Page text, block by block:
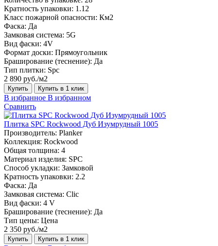
Кратность упаковки: 1.12
Класс пожарной опасности: Км2
Фаска: Да
Замковая система: 5G
Вид фаски: 4V
Формат доски: Прямоугольник
Браширование (теснение): Да
Тип плитки: Spc
2 890 руб./м2
Купить Купить в 1 клик
В избранное В избранном
Сравнить
Плитка SPC Rockwood Дуб Изумрудный 1005
Производитель: Planker
Коллекция: Rockwood
Общая толщина: 4
Материал изделия: SPC
Способ укладки: Замковой
Кратность упаковки: 2.2
Фаска: Да
Замковая система: Сlic
Вид фаски: 4 V
Браширование (теснение): Да
Тип цены: Цена
2 350 руб./м2
Купить Купить в 1 клик